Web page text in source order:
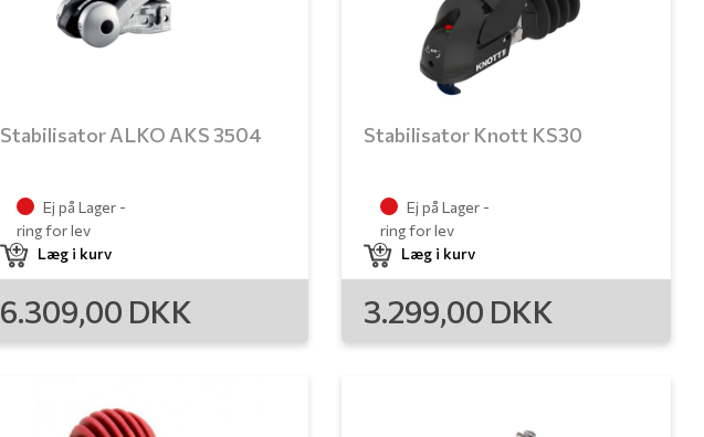
Stabilisator ALKO AKS 3504
Ej på Lager -
ring for lev
Læg i kurv
6.309,00 DKK
Stabilisator Knott KS30
Ej på Lager -
ring for lev
Læg i kurv
3.299,00 DKK